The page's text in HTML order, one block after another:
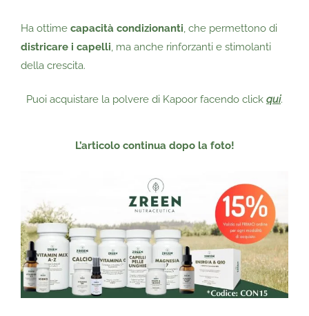
Ha ottime capacità condizionanti, che permettono di
districare i capelli, ma anche rinforzanti e stimolanti
della crescita.
Puoi acquistare la polvere di Kapoor facendo click qui.
L’articolo continua dopo la foto!